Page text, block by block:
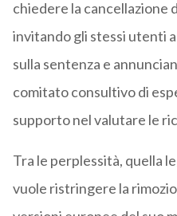
chiedere la cancellazione
invitando gli stessi utenti
sulla sentenza e
comitato consultivo di
supporto nel valutare le
Tra le perplessità, quella
vuole ristringere la